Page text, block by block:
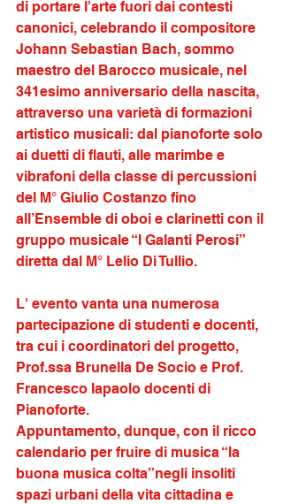
di portare l'arte fuori dai contesti
canonici, celebrando il compositore
Johann Sebastian Bach, sommo
maestro del Barocco musicale, nel
341esimo anniversario della nascita,
attraverso una varietà di formazioni
artistico musicali: dal pianoforte solo
ai duetti di flauti, alle marimbe e
vibrafoni della classe di percussioni
del M° Giulio Costanzo fino
all’Ensemble di oboi e clarinetti con il
gruppo musicale “I Galanti Perosi”
diretta dal M° Lelio Di Tullio.
L' evento vanta una numerosa
partecipazione di studenti e docenti,
tra cui i coordinatori del progetto,
Prof.ssa Brunella De Socio e Prof.
Francesco Iapaolo docenti di
Pianoforte.
Appuntamento, dunque, con il ricco
calendario per fruire di musica “la
buona musica colta”negli insoliti
spazi urbani della vita cittadina e